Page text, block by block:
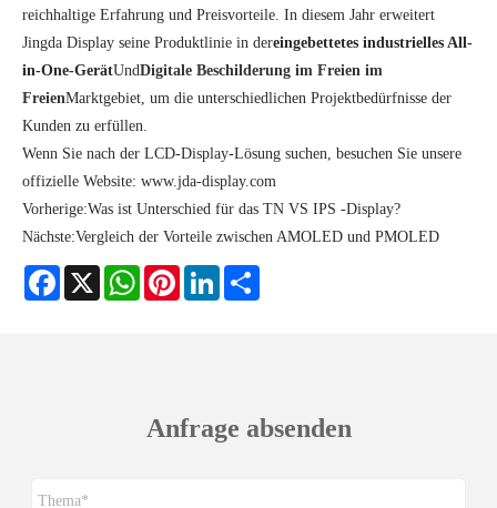
reichhaltige Erfahrung und Preisvorteile. In diesem Jahr erweitert
Jingda Display seine Produktlinie in dereingebettetes industrielles All-
in-One-GerätUndDigitale Beschilderung im Freien im
FreienMarktgebiet, um die unterschiedlichen Projektbedürfnisse der
Kunden zu erfüllen.
Wenn Sie nach der LCD-Display-Lösung suchen, besuchen Sie unsere
offizielle Website: www.jda-display.com
Vorherige:Was ist Unterschied für das TN VS IPS -Display?
Nächste:Vergleich der Vorteile zwischen AMOLED und PMOLED
Facebook
X WhatsAppPinterestLinkedIn
Anfrage absenden